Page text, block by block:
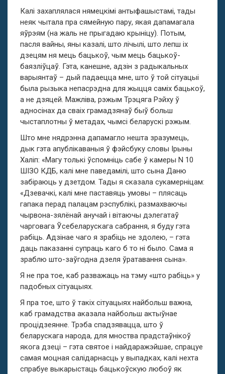
Калі захаплялася нямецкімі антыфашыстамі, тады
неяк чытала пра сямейную пару, якая дапамагала
яўрэям (на жаль не прыгадаю крыніцу). Потым,
пасля вайны, яны казалі, што лічылі, што лепш іх
дзецям ня мець бацькоў, чым мець бацькоў-
баязліўцаў. Гэта, канешне, адзін з радыкальных
варыянтаў – дый падаецца мне, што ў той сітуацыі
была рызыка непасрэдна для жыцця саміх бацькоў,
а не дзяцей. Мажліва, рэжым Трэцяга Рэйху ў
адносінах да сваіх грамадзянаў быў больш
чыстаплотны ў метадах, чымсі беларускі рэжым.
Што мне нядрэнна дапамагло нешта зразумець,
дык гэта апублікаваныя ў фэйсбуку словы Ірыны
Халіп: «Магу толькі ўспомніць сабе ў камеры N 10
ШІЗО КДБ, калі мне паведамілі, што сына Даню
забіраюць у дзетдом. Тады я сказала сукамерніцам:
«Дзевачкі, калі мне паставяць умовы – плясаць
гапака перад палацам рэспублікі, размахваючы
чырвона-зялёнай анучай і вітаючы дэлегатаў
чарговага Ўсебеларускага сабрання, я буду гэта
рабіць. Адзінае чаго я зрабіць не здолею, – гэта
даць паказанні супраць каго б то ні было. Сама я
зраблю што-заўгодна дзеля ўратавання сына».
Я не пра тое, каб разважаць на тэму «што рабіць» у
падобных сітуацыях.
Я пра тое, што ў такіх сітуацыях найбольш важна,
каб грамадства аказала найбольш актыўнае
процідзеяннe. Трэба спадзявацца, што ў
беларускага народа, для мноства прадстаўнікоў
якога дзеці – гэта святое і найдаражэйшае, спрацуе
самая моцная салідарнасць у выпадках, калі нехта
спрабуе выкарыстаць бацькоўскую любоў як